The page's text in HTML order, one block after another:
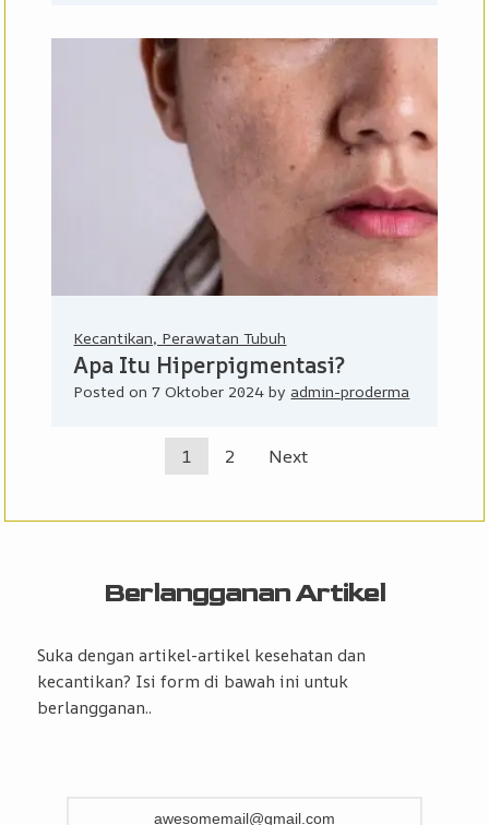
Kecantikan, Perawatan Tubuh
Apa Itu Hiperpigmentasi?
Posted on7 Oktober 2024 by admin-proderma
1 2 Next
Berlangganan Artikel
Suka dengan artikel-artikel kesehatan dan
kecantikan? Isi form di bawah ini untuk
berlangganan..